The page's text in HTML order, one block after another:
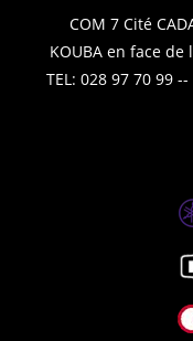
COM 7 Cité
KOUBA en face de
TEL: 028 97 70 99